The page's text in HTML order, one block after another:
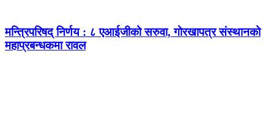
मन्त्रिपरिषद् निर्णय : ८ एआईजीको सरुवा, गोरखापत्र संस्थानको
महाप्रबन्धकमा रावल